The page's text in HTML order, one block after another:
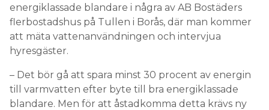
SEARCH
energiklassade blandare i några av AB Bostäders
flerbostadshus på Tullen i Borås, där man kommer
att mäta vattenanvändningen och intervjua
hyresgäster.
– Det bör gå att spara minst 30 procent av energin
till varmvatten efter byte till bra energiklassade
blandare. Men för att åstadkomma detta krävs ny